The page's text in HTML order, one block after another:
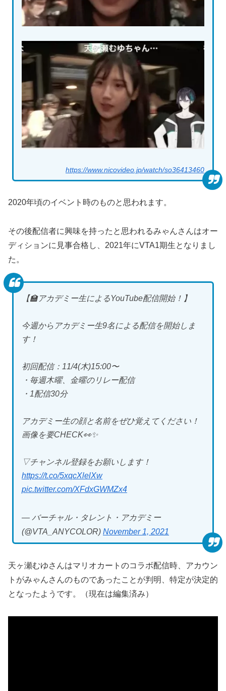
https://www.nicovideo.jp/watch/so36413460
2020年頃のイベント時のものと思われます。
その後配信者に興味を持ったと思われるみゃんさんはオー
ディションに見事合格し、2021年にVTA1期生となりまし
た。
【🏫アカデミー生によるYouTube配信開始！】
今週からアカデミー生9名による配信を開始しま
す！
初回配信：11/4(木)15:00〜
・毎週木曜、金曜のリレー配信
・1配信30分
アカデミー生の顔と名前をぜひ覚えてください！
画像を要CHECK👀✨
▽チャンネル登録をお願いします！
https://t.co/5xqcXlelXw
pic.twitter.com/XFdxGWMZx4
— バーチャル・タレント・アカデミー
(@VTA_ANYCOLOR) November 1, 2021
天ヶ瀬むゆさんはマリオカートのコラボ配信時、アカウン
トがみゃんさんのものであったことが判明、特定が決定的
となったようです。（現在は編集済み）